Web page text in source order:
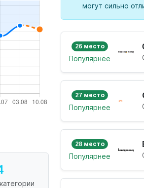
могут сильно
26 место
Популярнее
27 место
Популярнее
28 место
Популярнее